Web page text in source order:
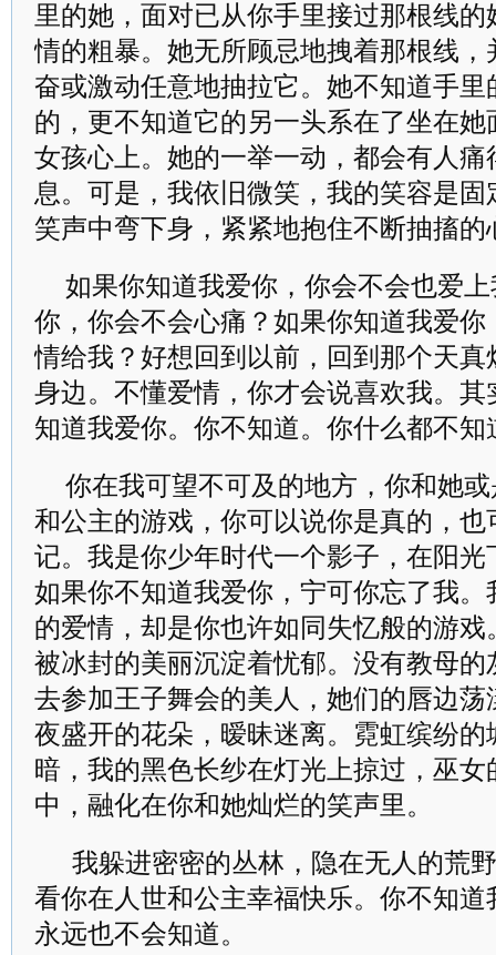
里的她，面对已从你手里接过那根线
情的粗暴。她无所顾忌地拽着那根线
奋或激动任意地抽拉它。她不知道手
的，更不知道它的另一头系在了坐在
女孩心上。她的一举一动，都会有人
息。可是，我依旧微笑，我的笑容是
笑声中弯下身，紧紧地抱住不断抽搐的
如果你知道我爱你，你会不会也爱
你，你会不会心痛？如果你知道我爱
情给我？好想回到以前，回到那个天
身边。不懂爱情，你才会说喜欢我。
知道我爱你。你不知道。你什么都不知
你在我可望不可及的地方，你和她
和公主的游戏，你可以说你是真的，
记。我是你少年时代一个影子，在阳
如果你不知道我爱你，宁可你忘了我
的爱情，却是你也许如同失忆般的游
被冰封的美丽沉淀着忧郁。没有教母
去参加王子舞会的美人，她们的唇边
夜盛开的花朵，暧昧迷离。霓虹缤纷
暗，我的黑色长纱在灯光上掠过，巫
中，融化在你和她灿烂的笑声里。
我躲进密密的丛林，隐在无人的荒
看你在人世和公主幸福快乐。你不知
永远也不会知道。